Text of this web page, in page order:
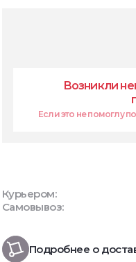
Возникли
Если это не помоглу
Курьером:
Самовывоз:
Подробнее о